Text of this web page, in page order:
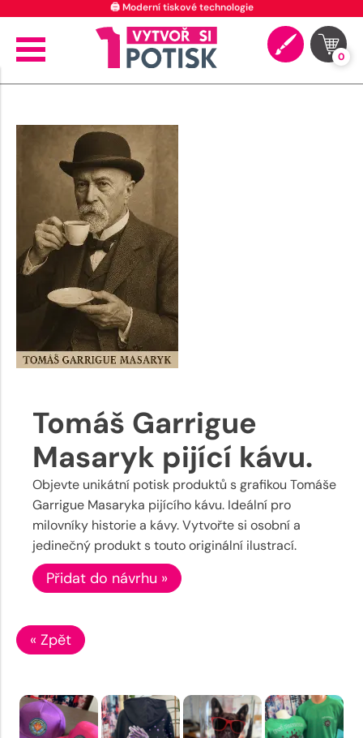
🖨️ Moderní tiskové technologie
0
Tomáš Garrigue
Masaryk pijící kávu.
Objevte unikátní potisk produktů s grafikou Tomáše
Garrigue Masaryka pijícího kávu. Ideální pro
milovníky historie a kávy. Vytvořte si osobní a
jedinečný produkt s touto originální ilustrací.
Přidat do návrhu »
« Zpět